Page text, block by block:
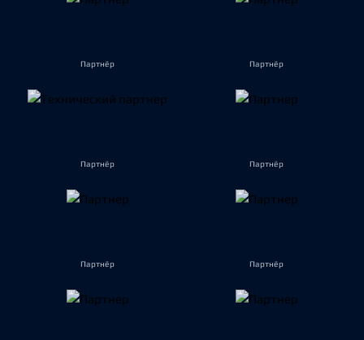
Партнёр Партнёр
Партнёр Партнёр
Партнёр Партнёр